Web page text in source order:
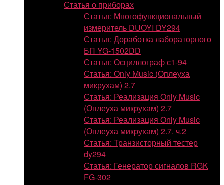
Статья о приборах
Статья: Многофункциональный
измеритель DUOYI DY294
Статья: Доработка лабораторного
БП YG-1502DD
Статья: Осциллограф с1-94
Статья: Only Music (Оплеуха
микрухам) 2.7
Статья: Реализация Only Music
(Оплеуха микрухам) 2.7
Статья: Реализация Only Music
(Оплеуха микрухам) 2.7. ч.2
Статья: Транзисторный тестер
dy294
Статья: Генератор сигналов RGK
FG-302